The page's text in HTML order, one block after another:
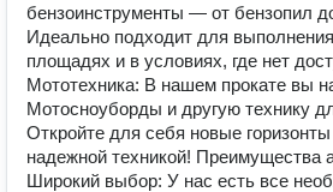
бензоинструменты — от бензопил
Идеально подходит для
площадях и в условиях, где нет
Мототехника: В нашем прокате вы
Мотосноуборды и другую технику
Откройте для себя новые
надежной техникой! Преимущества
Широкий выбор: У нас есть все